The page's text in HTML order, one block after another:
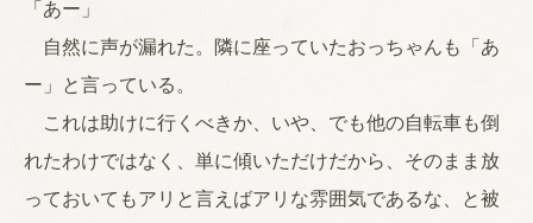
「あー」
自然に声が漏れた。隣に座っていたおっちゃんも「あ
ー」と言っている。
これは助けに行くべきか、いや、でも他の自転車も倒
れたわけではなく、単に傾いただけだから、そのまま放
っておいてもアリと言えばアリな雰囲気であるな、と被